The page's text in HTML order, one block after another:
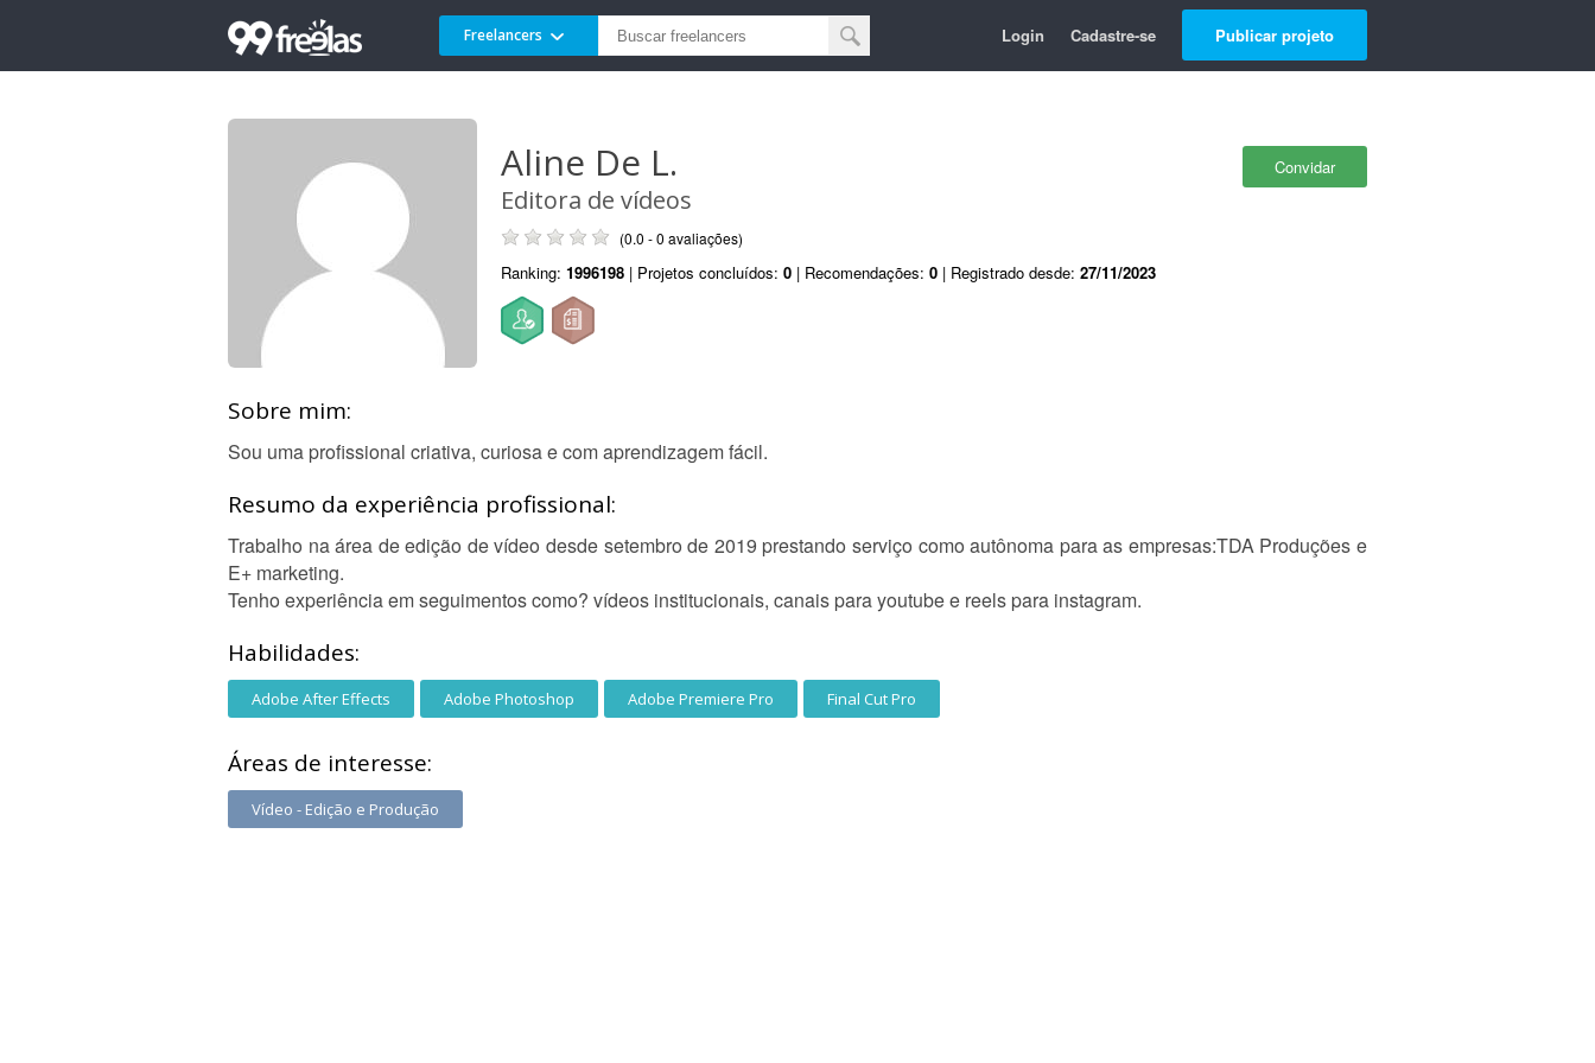
Freelancers Login Cadastre-se Publicar projeto
Convidar
Aline De L.
Editora de vídeos
(0.0 - 0 avaliações)
Ranking: 1996198 | Projetos concluídos: 0 | Recomendações: 0 | Registrado desde: 27/11/2023
Sobre mim:
Sou uma profissional criativa, curiosa e com aprendizagem fácil.
Resumo da experiência profissional:
Trabalho na área de edição de vídeo desde setembro de 2019 prestando serviço como autônoma para as empresas:TDA Produções e
E+ marketing.
Tenho experiência em seguimentos como? vídeos institucionais, canais para youtube e reels para instagram.
Habilidades:
Adobe After Effects Adobe Photoshop Adobe Premiere Pro Final Cut Pro
Áreas de interesse:
Vídeo - Edição e Produção